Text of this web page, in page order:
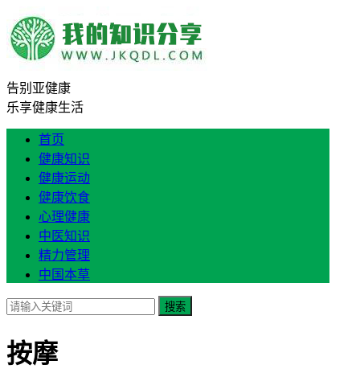
告别亚健康
乐享健康生活
首页
健康知识
健康运动
健康饮食
心理健康
中医知识
精力管理
中国本草
搜索
按摩